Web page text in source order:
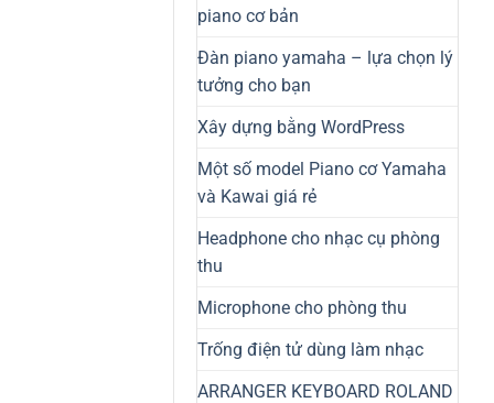
piano cơ bản
Đàn piano yamaha – lựa chọn lý
tưởng cho bạn
Xây dựng bằng WordPress
Một số model Piano cơ Yamaha
và Kawai giá rẻ
Headphone cho nhạc cụ phòng
thu
Microphone cho phòng thu
Trống điện tử dùng làm nhạc
ARRANGER KEYBOARD ROLAND